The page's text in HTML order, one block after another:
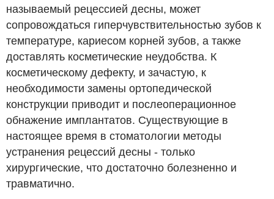
называемый рецессией десны, может
сопровождаться гиперчувствительностью зубов к
температуре, кариесом корней зубов, а также
доставлять косметические неудобства. К
косметическому дефекту, и зачастую, к
необходимости замены ортопедической
конструкции приводит и послеоперационное
обнажение имплантатов. Существующие в
настоящее время в стоматологии методы
устранения рецессий десны - только
хирургические, что достаточно болезненно и
травматично.